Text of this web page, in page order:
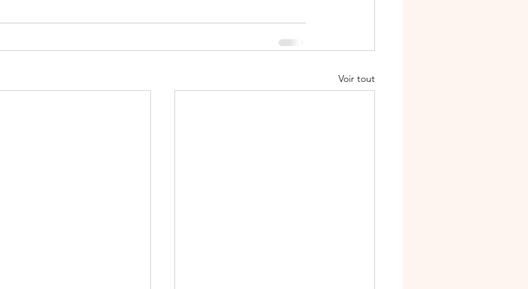
Voir tout